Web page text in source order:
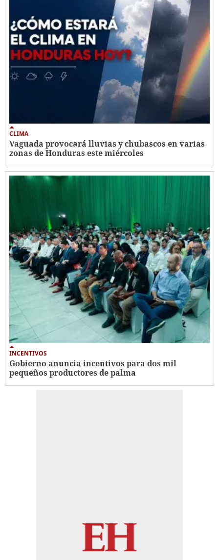
CLIMA
Vaguada provocará lluvias y chubascos en varias
zonas de Honduras este miércoles
INCENTIVOS
Gobierno anuncia incentivos para dos mil
pequeños productores de palma